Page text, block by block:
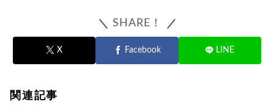
SHARE！
X Facebook LINE
関連記事